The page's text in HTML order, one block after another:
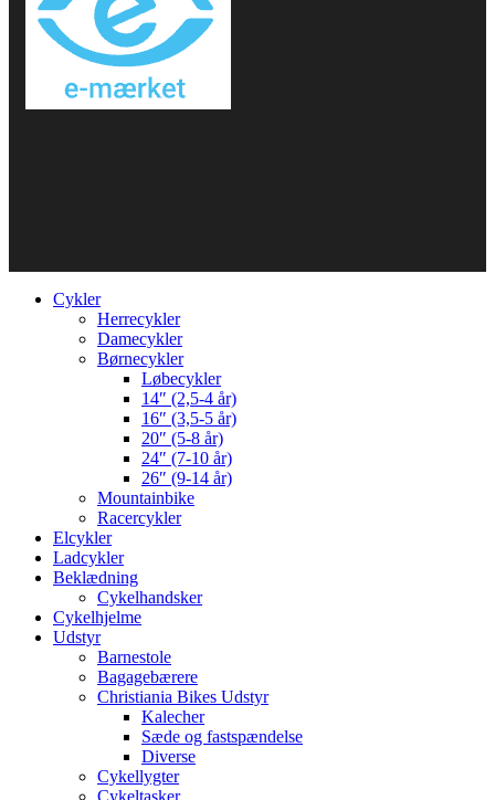
Cykler
Herrecykler
Damecykler
Børnecykler
Løbecykler
14″ (2,5-4 år)
16″ (3,5-5 år)
20″ (5-8 år)
24″ (7-10 år)
26″ (9-14 år)
Mountainbike
Racercykler
Elcykler
Ladcykler
Beklædning
Cykelhandsker
Cykelhjelme
Udstyr
Barnestole
Bagagebærere
Christiania Bikes Udstyr
Kalecher
Sæde og fastspændelse
Diverse
Cykellygter
Cykeltasker